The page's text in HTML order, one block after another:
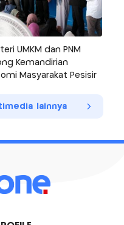
UMKM dan PNM
Kemandirian
Masyarakat Pesisir
lainnya